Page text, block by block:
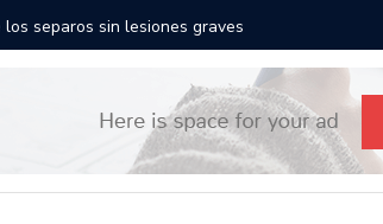
de Guadalajara: aparta la fecha